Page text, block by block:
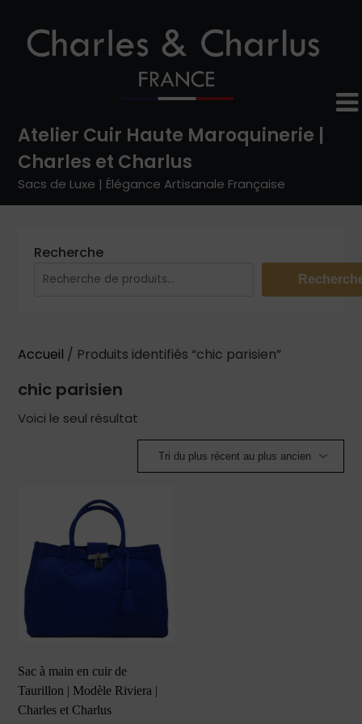
content
Atelier Cuir Haute Maroquinerie |
Charles et Charlus
Sacs de Luxe | Élégance Artisanale Française
Recherche
Accueil / Produits identifiés “chic parisien”
chic parisien
Voici le seul résultat
Sac à main en cuir de
Taurillon | Modèle Riviera |
Charles et Charlus